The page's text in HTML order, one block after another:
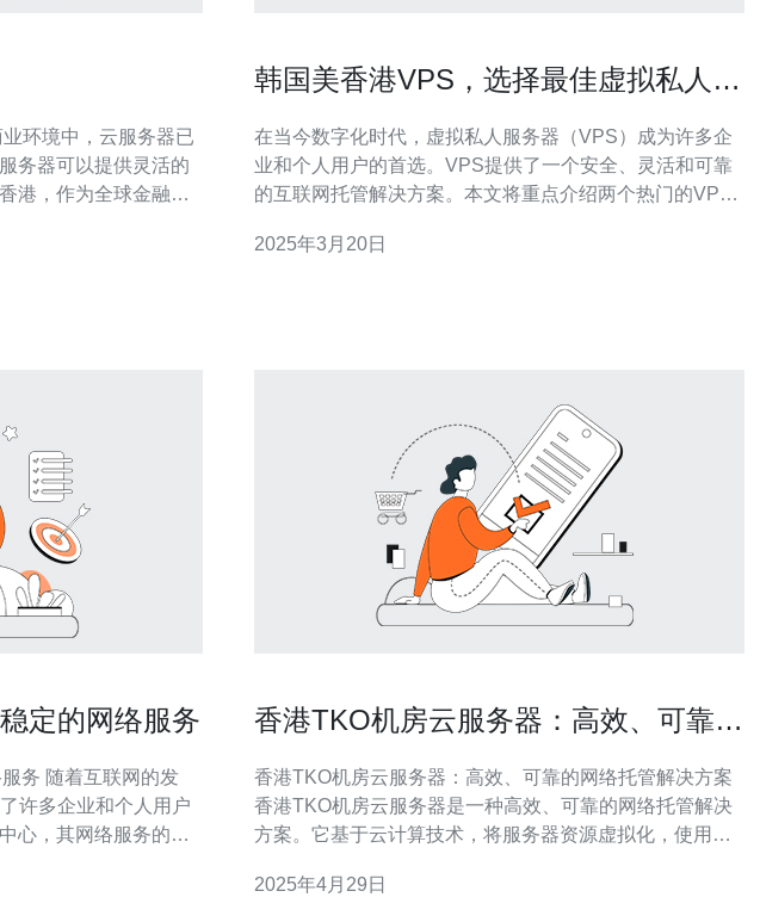
务器可以提供灵活的
港，作为全球金融和
韩国美香港VPS，选择最佳虚拟私人服
在当今数字化时代，虚拟私人服务器（VPS）成为许多企
业和个人用户的首选。VPS提供了一个安全、灵活和可靠
的互联网托管解决方案。本文将重点介绍两个热门的VPS
务器。 韩国作为亚洲科技强国，拥有先进的网络基础设施
2025年3月20日
定的网络服务
的发
许多企业和个人用户
心，其网络服务的质
服务而受到广泛赞
香港TKO机房云服务器：高效、可靠的
香港TKO机房云服务器：高效、可靠的网络托管解决方案
香港TKO机房云服务器是一种高效、可靠的网络托管解决
方案。它基于云计算技术，将服务器资源虚拟化，使用户
香港，是一个先进的数据中心，提供安全、稳定的网络环
2025年4月29日